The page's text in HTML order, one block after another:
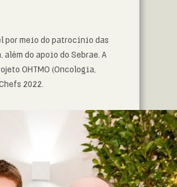
por meio do patrocínio das
além do apoio do Sebrae. A
OHTMO (Oncologia,
2022.